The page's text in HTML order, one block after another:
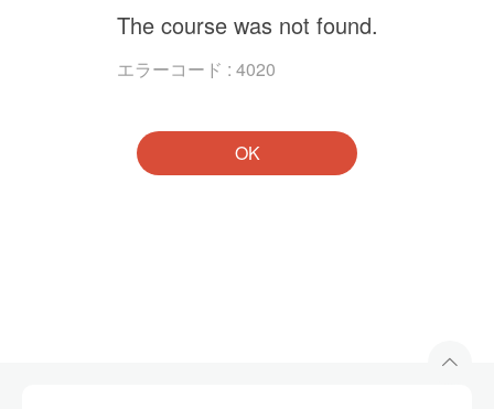
The course was not found.
エラーコード : 4020
OK